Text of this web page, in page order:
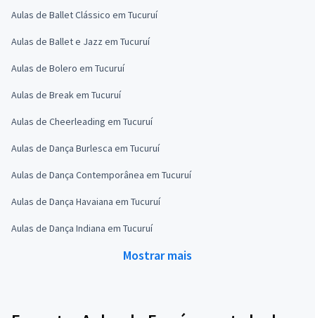
Aulas de Ballet Clássico em Tucuruí
Aulas de Ballet e Jazz em Tucuruí
Aulas de Bolero em Tucuruí
Aulas de Break em Tucuruí
Aulas de Cheerleading em Tucuruí
Aulas de Dança Burlesca em Tucuruí
Aulas de Dança Contemporânea em Tucuruí
Aulas de Dança Havaiana em Tucuruí
Aulas de Dança Indiana em Tucuruí
Mostrar mais